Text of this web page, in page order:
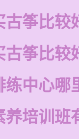
古筝比较
古筝比较
练中心哪
养培训班